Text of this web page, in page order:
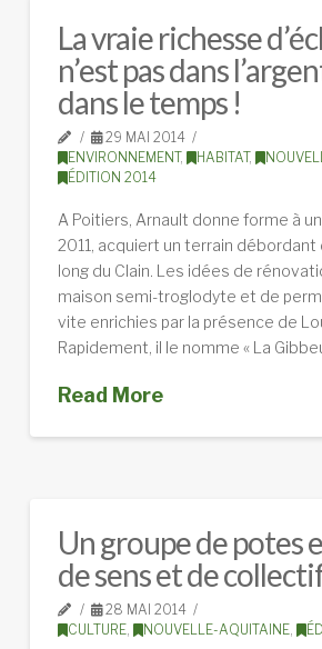
La vraie richesse
n’est pas dans
dans le temps !
29 MAI 2014
ENVIRONNEMENT, HABITAT,
ÉDITION 2014
A Poitiers, Arnault donne forme à
2011, acquiert un terrain débordant
long du Clain. Les idées de
maison semi-troglodyte et de
vite enrichies par la présence de
Rapidement, il le nomme « La
Read More
Un groupe de potes
de sens et de
28 MAI 2014
CULTURE, NOUVELLE-AQUITAINE,